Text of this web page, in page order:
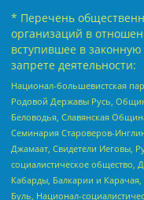
* Перечень
организаций в
вступившее в
запрете деятельности:
Национал-большевистская
Родовой Державы Русь,
Беловодья, Славянская
Семинария Староверов-
Джамаат, Свидетели Иеговы,
социалистическое общество,
Кабарды, Балкарии и
Буль, Национал-